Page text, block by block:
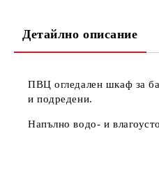
Детайлно описание
ПВЦ огледален шкаф за
и подредени.
Напълно водо- и